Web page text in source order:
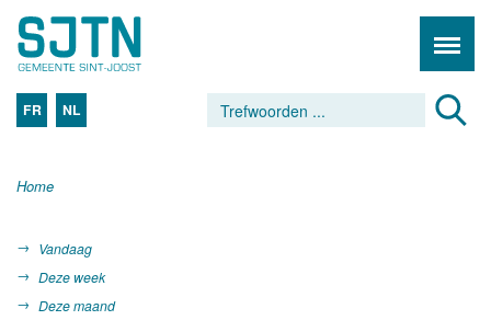
FR NL
Home
Vandaag
Deze week
Deze maand